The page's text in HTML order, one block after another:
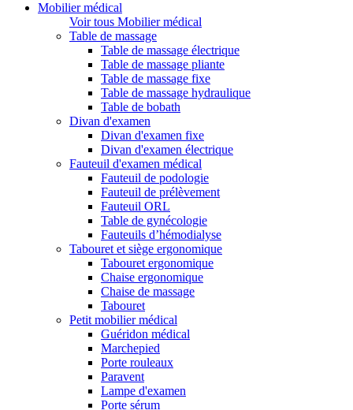
Mobilier médical
Voir tous Mobilier médical
Table de massage
Table de massage électrique
Table de massage pliante
Table de massage fixe
Table de massage hydraulique
Table de bobath
Divan d'examen
Divan d'examen fixe
Divan d'examen électrique
Fauteuil d'examen médical
Fauteuil de podologie
Fauteuil de prélèvement
Fauteuil ORL
Table de gynécologie
Fauteuils d’hémodialyse
Tabouret et siège ergonomique
Tabouret ergonomique
Chaise ergonomique
Chaise de massage
Tabouret
Petit mobilier médical
Guéridon médical
Marchepied
Porte rouleaux
Paravent
Lampe d'examen
Porte sérum